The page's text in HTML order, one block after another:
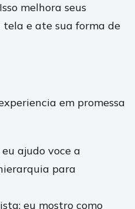
melhora seus
tela e ate sua forma de
em promessa
ajudo voce a
para
eu mostro como